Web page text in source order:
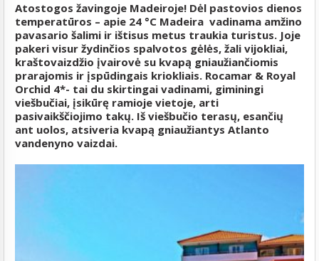
Atostogos žavingoje Madeiroje! Dėl pastovios dienos
temperatūros – apie 24 °C Madeira vadinama amžino
pavasario šalimi ir ištisus metus traukia turistus. Joje
pakeri visur žydinčios spalvotos gėlės, žali vijokliai,
kraštovaizdžio įvairovė su kvapą gniaužiančiomis
prarajomis ir įspūdingais kriokliais. Rocamar & Royal
Orchid 4*- tai du skirtingai vadinami, giminingi
viešbučiai, įsikūrę ramioje vietoje, arti
pasivaikščiojimo takų. Iš viešbučio terasų, esančių
ant uolos, atsiveria kvapą gniaužiantys Atlanto
vandenyno vaizdai.